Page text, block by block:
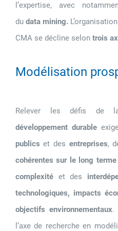
l’expertise, avec
du data mining.
CMA se décline selon trois
Modélisation
Relever les défis de
développement durable
publics et des entreprises,
cohérentes sur le long terme
complexitéet des
technologiques, impacts
objectifs environnementaux.
l’axe de recherche en